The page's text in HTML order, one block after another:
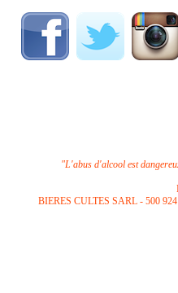
"L'abus d'alcool est
BIERES CULTES SARL - 500